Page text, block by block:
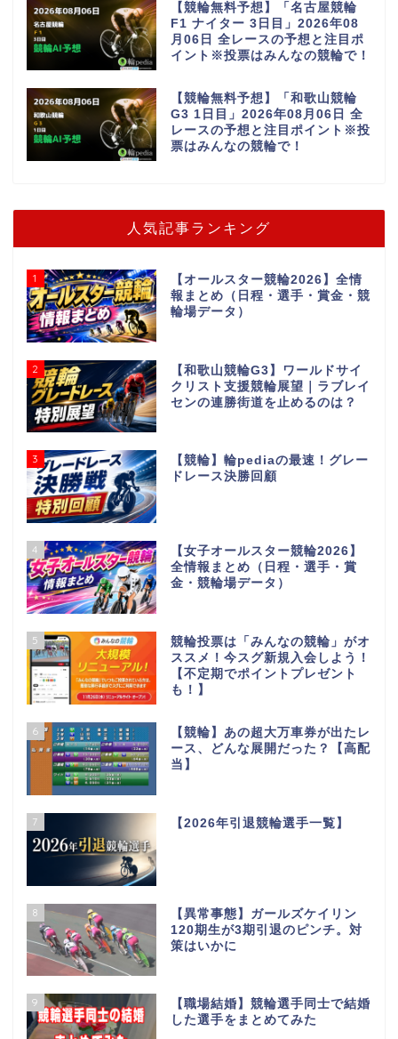
【競輪無料予想】「名古屋競輪
F1 ナイター 3日目」2026年08
月06日 全レースの予想と注目ポ
イント※投票はみんなの競輪で！
【競輪無料予想】「和歌山競輪
G3 1日目」2026年08月06日 全
レースの予想と注目ポイント※投
票はみんなの競輪で！
人気記事ランキング
1
【オールスター競輪2026】全情
報まとめ（日程・選手・賞金・競
輪場データ）
2
【和歌山競輪G3】ワールドサイ
クリスト支援競輪展望｜ラブレイ
センの連勝街道を止めるのは？
3
【競輪】輪pediaの最速！グレー
ドレース決勝回顧
4
【女子オールスター競輪2026】
全情報まとめ（日程・選手・賞
金・競輪場データ）
5
競輪投票は「みんなの競輪」がオ
ススメ！今スグ新規入会しよう！
【不定期でポイントプレゼント
も！】
6
【競輪】あの超大万車券が出たレ
ース、どんな展開だった？【高配
当】
7 【2026年引退競輪選手一覧】
8
【異常事態】ガールズケイリン
120期生が3期引退のピンチ。対
策はいかに
9
【職場結婚】競輪選手同士で結婚
した選手をまとめてみた